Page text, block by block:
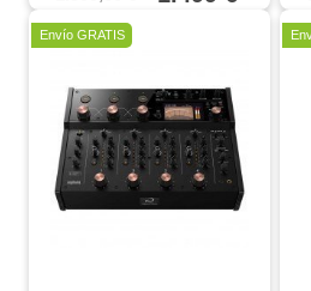
Oferta
Envío GRATIS